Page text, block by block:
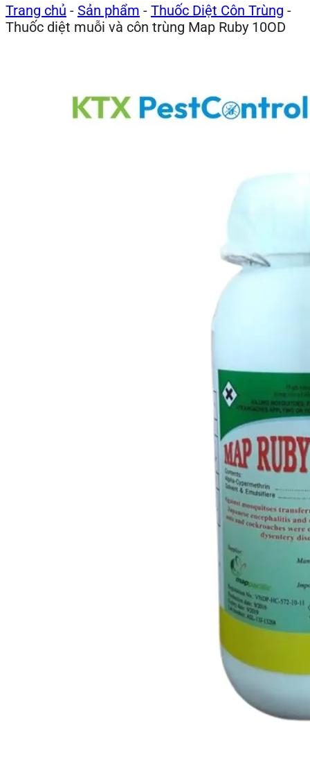
Trang chủ - Sản phẩm - Thuốc Diệt Côn Trùng -
Thuốc diệt muỗi và côn trùng Map Ruby 10OD